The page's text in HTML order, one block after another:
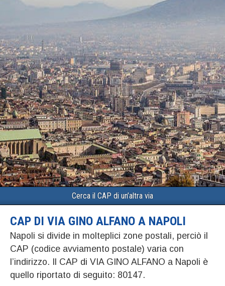
Cerca il CAP di un’altra via
CAP DI VIA GINO ALFANO A NAPOLI
Napoli si divide in molteplici zone postali, perciò il
CAP (codice avviamento postale) varia con
l’indirizzo. Il CAP di VIA GINO ALFANO a Napoli è
quello riportato di seguito: 80147.